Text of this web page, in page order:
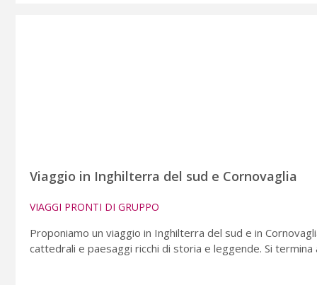
Viaggio in Inghilterra del sud e Cornovaglia
VIAGGI PRONTI DI GRUPPO
Proponiamo un viaggio in Inghilterra del sud e in
cattedrali e paesaggi ricchi di storia e leggende. Si